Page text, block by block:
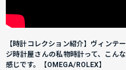
【時計コレクション紹介】ヴィンテー
ジ時計屋さんの私物時計って、こんな
感じです。【OMEGA/ROLEX】